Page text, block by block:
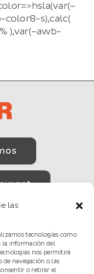
las
tecnologías como
la información del
nos permitirá
navegación o las
o retirar el
color8-s),calc(
),var(–awb-